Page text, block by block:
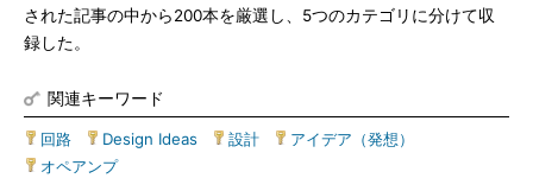
された記事の中から200本を厳選し、5つのカテゴリに分けて収
録した。
関連キーワード
回路 Design Ideas 設計 アイデア（発想）
オペアンプ